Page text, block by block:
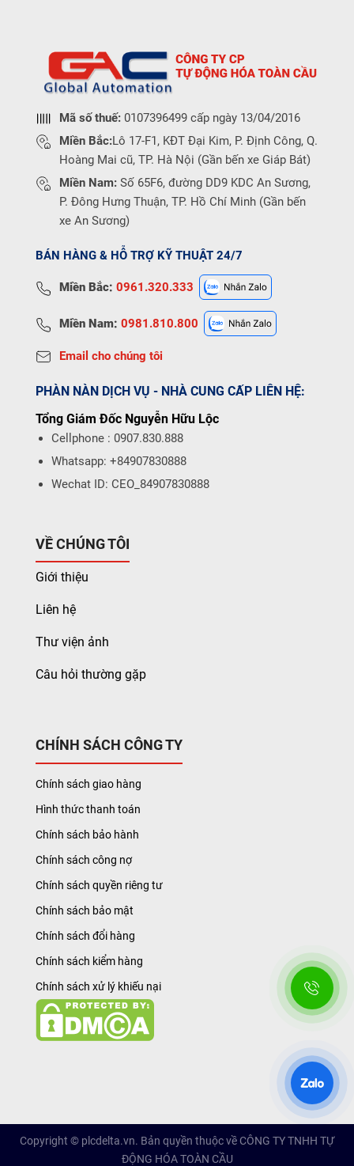
Mã số thuế: 0107396499 cấp ngày 13/04/2016
Miền Bắc:Lô 17-F1, KĐT Đại Kim, P. Định Công, Q.
Hoàng Mai cũ, TP. Hà Nội (Gần bến xe Giáp Bát)
Miền Nam: Số 65F6, đường DD9 KDC An Sương,
P. Đông Hưng Thuận, TP. Hồ Chí Minh (Gần bến
xe An Sương)
BÁN HÀNG & HỖ TRỢ KỸ THUẬT 24/7
Miền Bắc: 0961.320.333
Miền Nam: 0981.810.800
Email cho chúng tôi
PHÀN NÀN DỊCH VỤ - NHÀ CUNG CẤP LIÊN HỆ:
Tổng Giám Đốc Nguyễn Hữu Lộc
Cellphone : 0907.830.888
Whatsapp: +84907830888
Wechat ID: CEO_84907830888
VỀ CHÚNG TÔI
Giới thiệu
Liên hệ
Thư viện ảnh
Câu hỏi thường gặp
CHÍNH SÁCH CÔNG TY
Chính sách giao hàng
Hình thức thanh toán
Chính sách bảo hành
Chính sách công nợ
Chính sách quyền riêng tư
Chính sách bảo mật
Chính sách đổi hàng
Chính sách kiểm hàng
Chính sách xử lý khiếu nại
Copyright © plcdelta.vn. Bản quyền thuộc về CÔNG TY TNHH TỰ
ĐỘNG HÓA TOÀN CẦU